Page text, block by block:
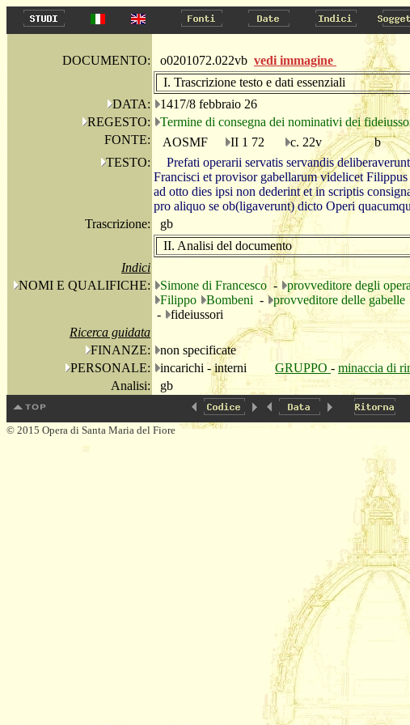
DOCUMENTO: o0201072.022vb vedi immagine
I. Trascrizione testo e dati essenziali
DATA:
1417/8 febbraio 26
REGESTO:
Termine di consegna dei nominativi dei
FONTE:
AOSMF II 1 72 c. 22v b
TESTO:
Prefati operarii servatis servandis
Francisci et provisor gabellarum videlicet
ad otto dies ipsi non dederint et in scriptis
pro aliquo se ob(ligaverunt) dicto Operi
Trascrizione:
gb
II. Analisi del documento
Indici
NOMI E QUALIFICHE:
Simone di Francesco -
provveditore degli
Filippo
Bombeni -
provveditore delle gabelle
-
fideiussori
Ricerca guidata
FINANZE:
non specificate
PERSONALE:
incarichi - interni GRUPPO - minaccia di
Analisi:
gb
© 2015 Opera di Santa Maria del Fiore